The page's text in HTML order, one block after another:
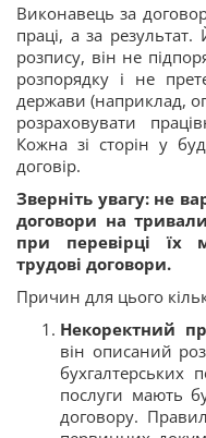
Виконавець за
праці, а за
розпису, він не
розпорядку і не
держави (наприклад,
розраховувати
Кожна зі сторін у
договір.
Зверніть увагу: не
договори на
при перевірці їх
трудові договори.
Причин для цього
Некоректний
він описаний
бухгалтерських
послуги мають
договору.